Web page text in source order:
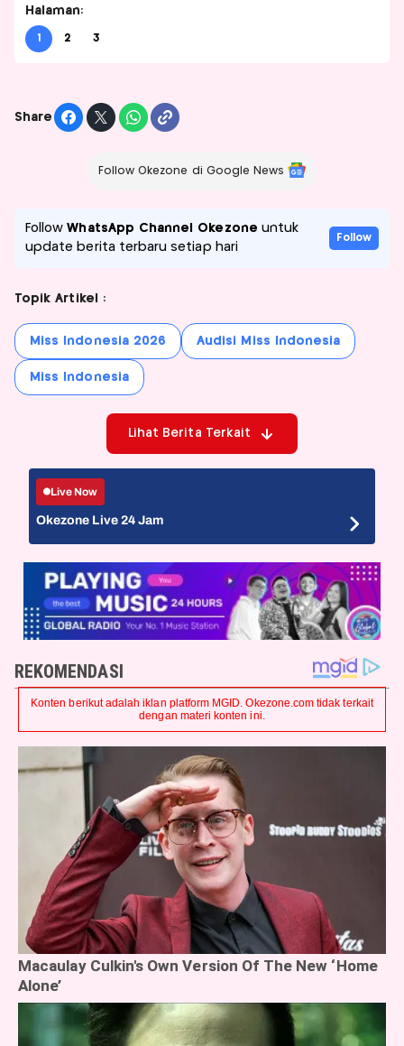
Halaman:
1 2 3
Share
Follow Okezone di Google News
FollowWhatsApp Channel Okezone untuk
update berita terbaru setiap hari
Follow
Topik Artikel :
Miss Indonesia 2026 Audisi Miss Indonesia
Miss Indonesia
Lihat Berita Terkait
Live Now
Okezone Live 24 Jam